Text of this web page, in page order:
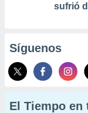
sufrió
Síguenos
El Tiempo en